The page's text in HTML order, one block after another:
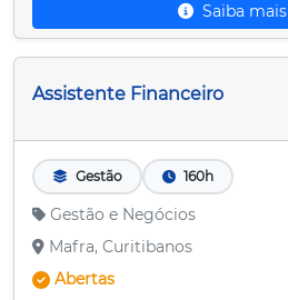
Saiba mais
Assistente Financeiro
Gestão 160h
Gestão e Negócios
Mafra, Curitibanos
Abertas